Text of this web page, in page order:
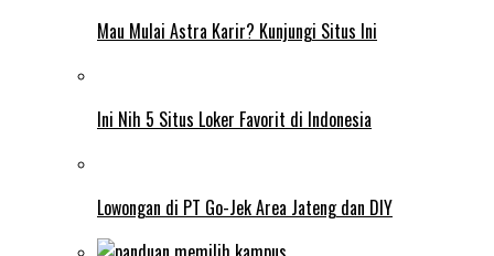
Mau Mulai Astra Karir? Kunjungi Situs Ini
Ini Nih 5 Situs Loker Favorit di Indonesia
Lowongan di PT Go-Jek Area Jateng dan DIY